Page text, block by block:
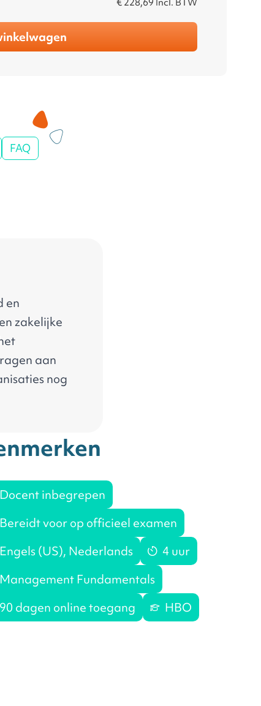
€ 228,69 Incl. BTW
FAQ
en
zakelijke
aan
nog
de
en
het
en
op de
Docent inbegrepen
Bereidt voor op officieel examen
Engels (US), Nederlands
4 uur
Management Fundamentals
90 dagen online toegang
HBO